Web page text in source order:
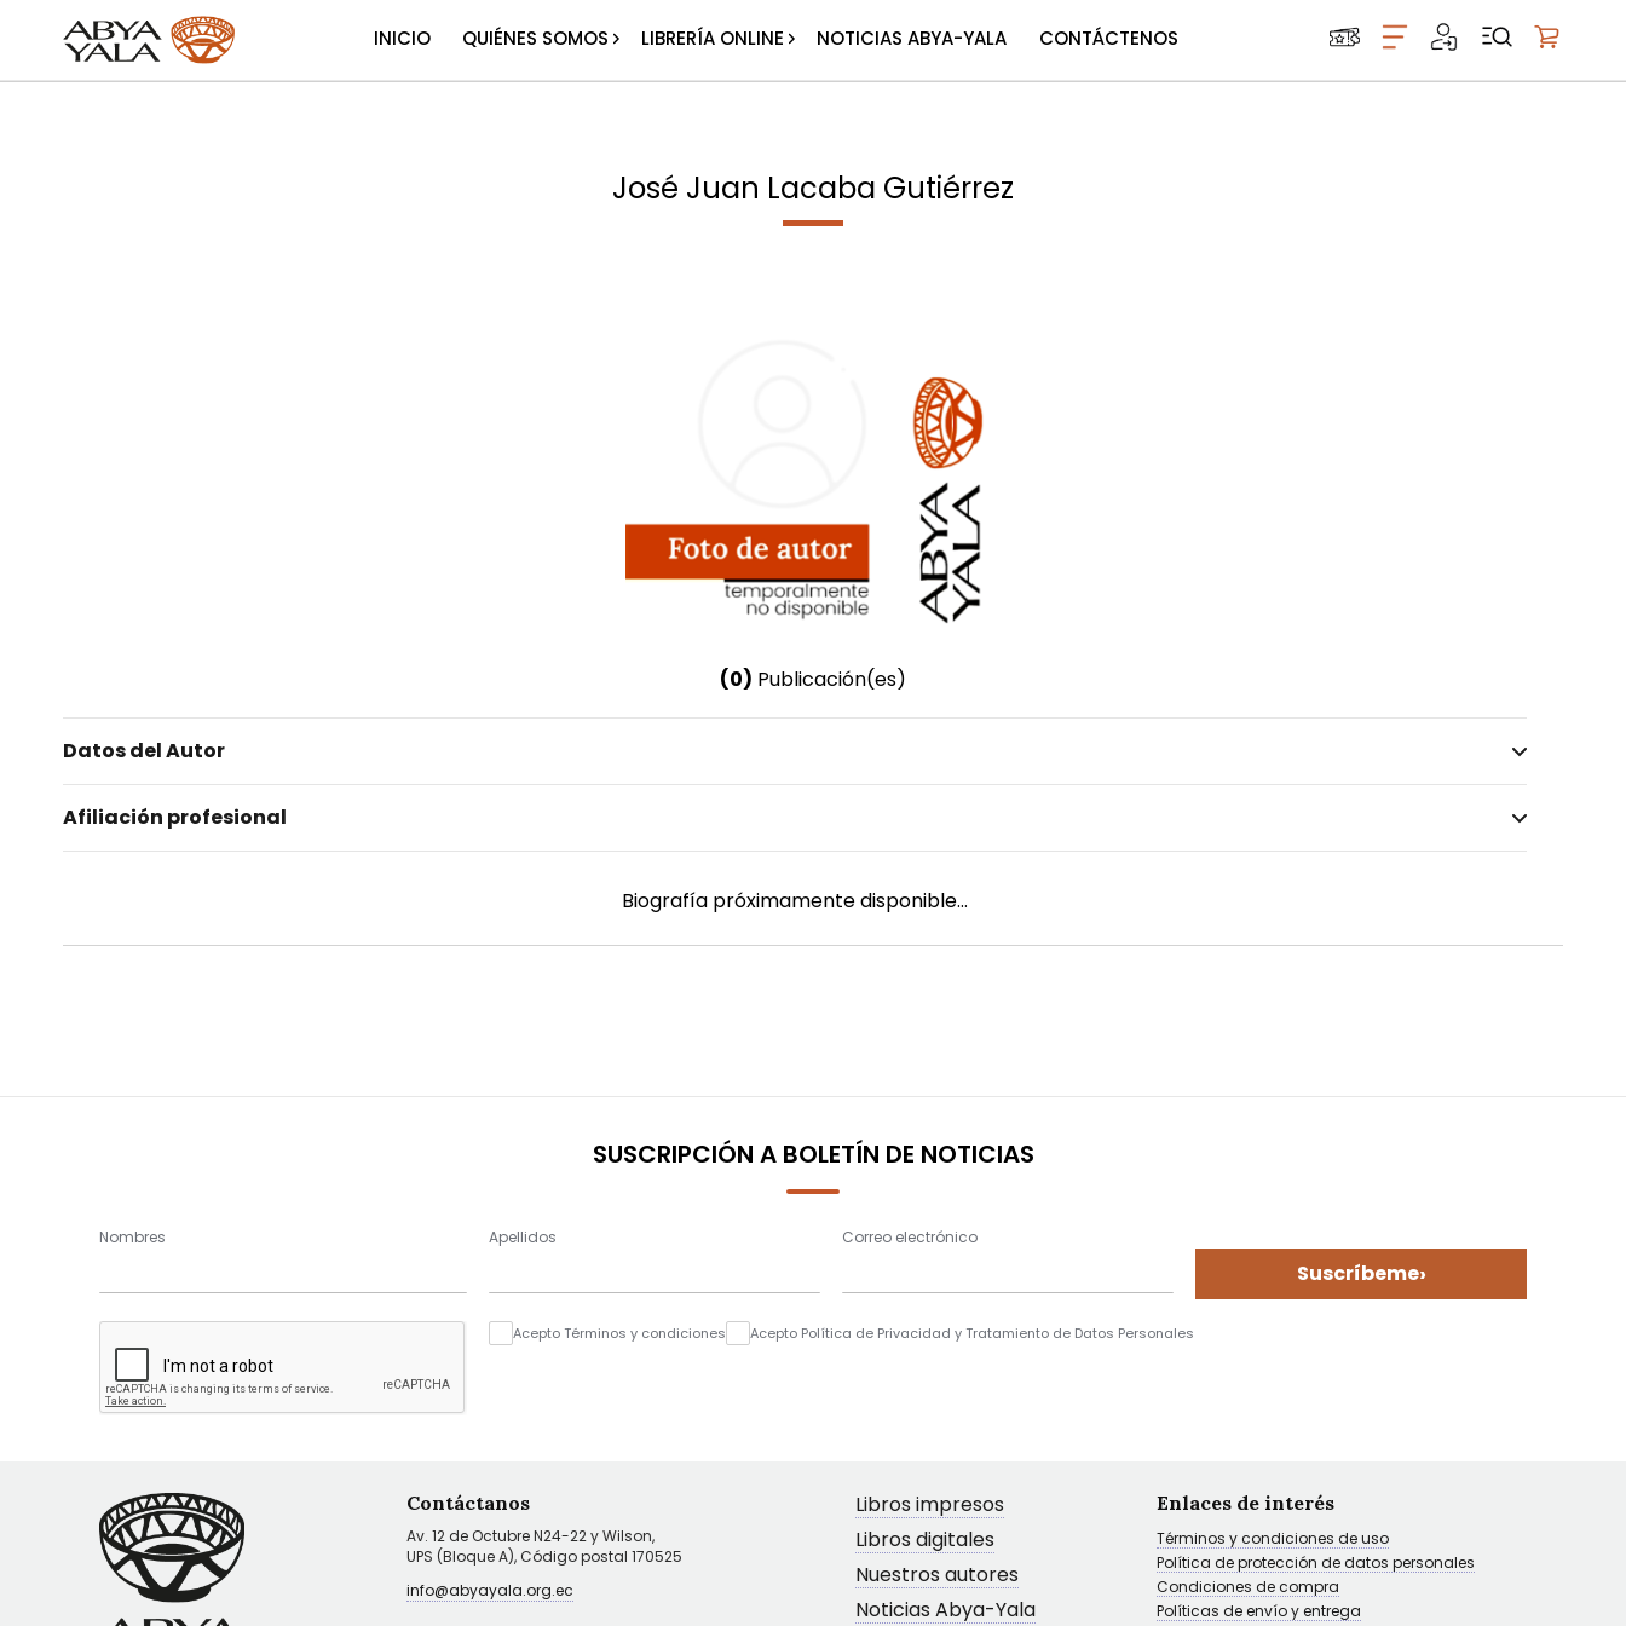
INICIO QUIÉNES SOMOS LIBRERÍA ONLINE NOTICIAS ABYA-YALA CONTÁCTENOS
José Juan Lacaba Gutiérrez
(0) Publicación(es)
Datos del Autor
Masculino
Afiliación profesional
Biografía próximamente disponible...
SUSCRIPCIÓN A BOLETÍN DE NOTICIAS
Nombres Apellidos Correo electrónico
Suscríbeme›
Acepto Términos y condiciones Acepto Política de Privacidad y Tratamiento de Datos Personales
Contáctanos
Av. 12 de Octubre N24-22 y Wilson,
UPS (Bloque A), Código postal 170525
info@abyayala.org.ec
Libros impresos
Libros digitales
Nuestros autores
Noticias Abya-Yala
Enlaces de interés
Términos y condiciones de uso
Política de protección de datos personales
Condiciones de compra
Políticas de envío y entrega